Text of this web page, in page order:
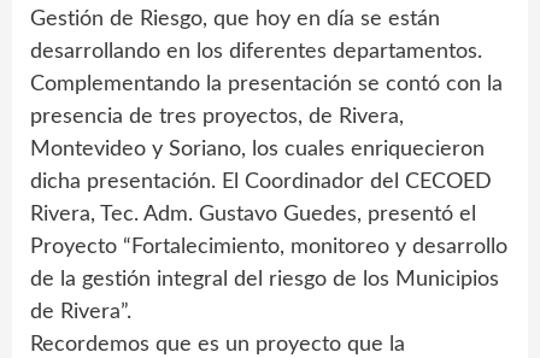
Gestión de Riesgo, que hoy en día se están
desarrollando en los diferentes departamentos.
Complementando la presentación se contó con la
presencia de tres proyectos, de Rivera,
Montevideo y Soriano, los cuales enriquecieron
dicha presentación. El Coordinador del CECOED
Rivera, Tec. Adm. Gustavo Guedes, presentó el
Proyecto “Fortalecimiento, monitoreo y desarrollo
de la gestión integral del riesgo de los Municipios
de Rivera”.
Recordemos que es un proyecto que la